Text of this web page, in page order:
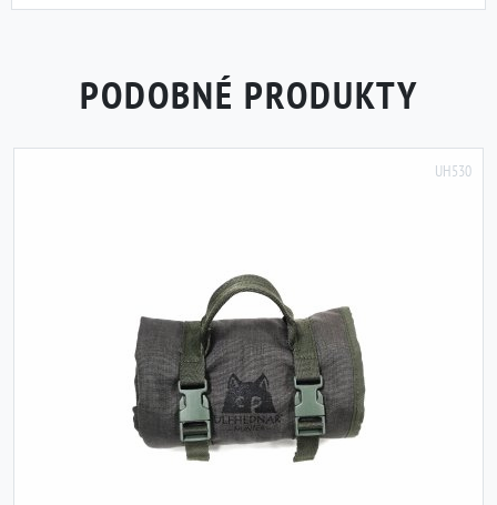
PODOBNÉ PRODUKTY
UH530